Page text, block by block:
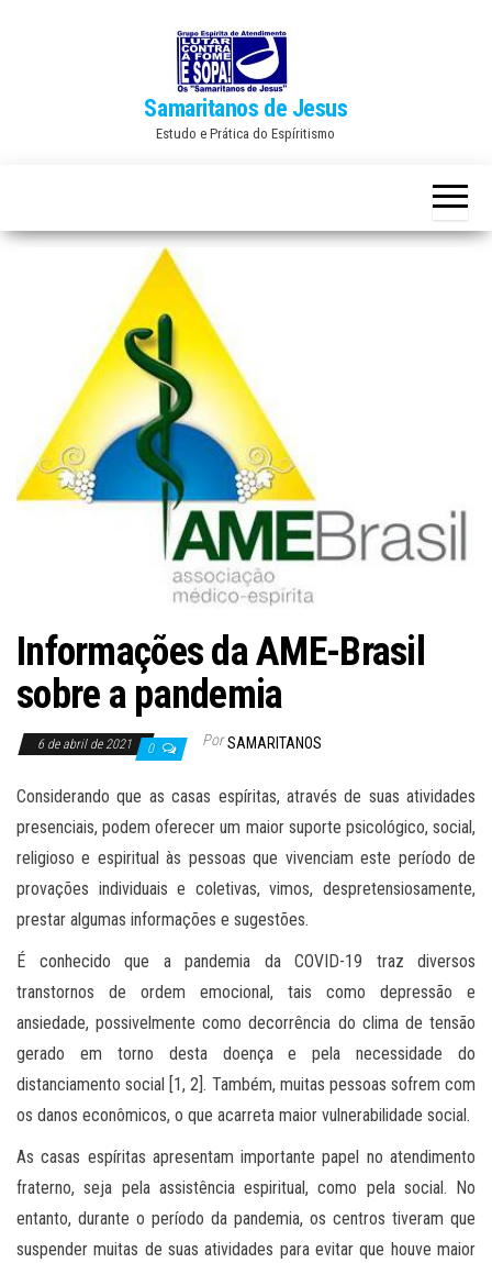
Samaritanos de Jesus
Estudo e Prática do Espíritismo
Informações da AME-Brasil
sobre a pandemia
6 de abril de 2021 0 Por SAMARITANOS
Considerando que as casas espíritas, através de suas atividades
presenciais, podem oferecer um maior suporte psicológico, social,
religioso e espiritual às pessoas que vivenciam este período de
provações individuais e coletivas, vimos, despretensiosamente,
prestar algumas informações e sugestões.
É conhecido que a pandemia da COVID-19 traz diversos
transtornos de ordem emocional, tais como depressão e
ansiedade, possivelmente como decorrência do clima de tensão
gerado em torno desta doença e pela necessidade do
distanciamento social [1, 2]. Também, muitas pessoas sofrem com
os danos econômicos, o que acarreta maior vulnerabilidade social.
As casas espíritas apresentam importante papel no atendimento
fraterno, seja pela assistência espiritual, como pela social. No
entanto, durante o período da pandemia, os centros tiveram que
suspender muitas de suas atividades para evitar que houve maior